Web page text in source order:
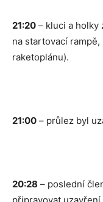
21:20 – kluci a holky
na startovací
raketoplánu).
21:00 – průlez byl
20:28 – poslední
připravovat